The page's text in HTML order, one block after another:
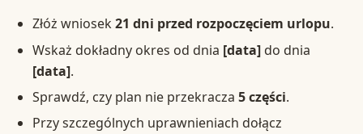
Złóż wniosek21 dni przed rozpoczęciem urlopu.
Wskaż dokładny okres od dnia [data]do dnia
[data].
Sprawdź, czy plan nie przekracza 5 części.
Przy szczególnych uprawnieniach dołącz